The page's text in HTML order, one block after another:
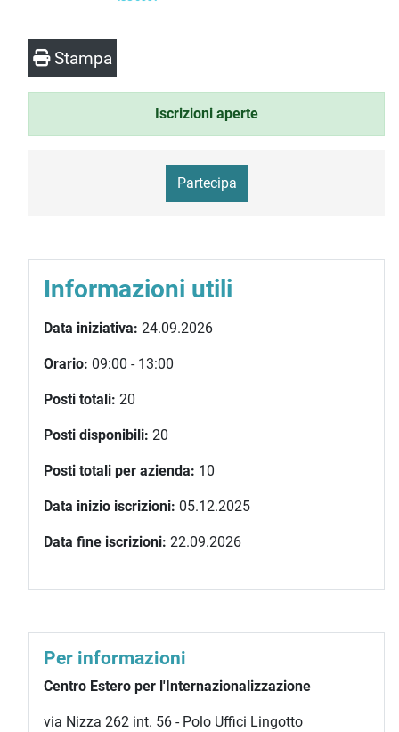
Stampa
Iscrizioni aperte
Partecipa
Informazioni utili
Data iniziativa: 24.09.2026
Orario: 09:00 - 13:00
Posti totali: 20
Posti disponibili: 20
Posti totali per azienda: 10
Data inizio iscrizioni: 05.12.2025
Data fine iscrizioni: 22.09.2026
Per informazioni
Centro Estero per l'Internazionalizzazione
via Nizza 262 int. 56 - Polo Uffici Lingotto